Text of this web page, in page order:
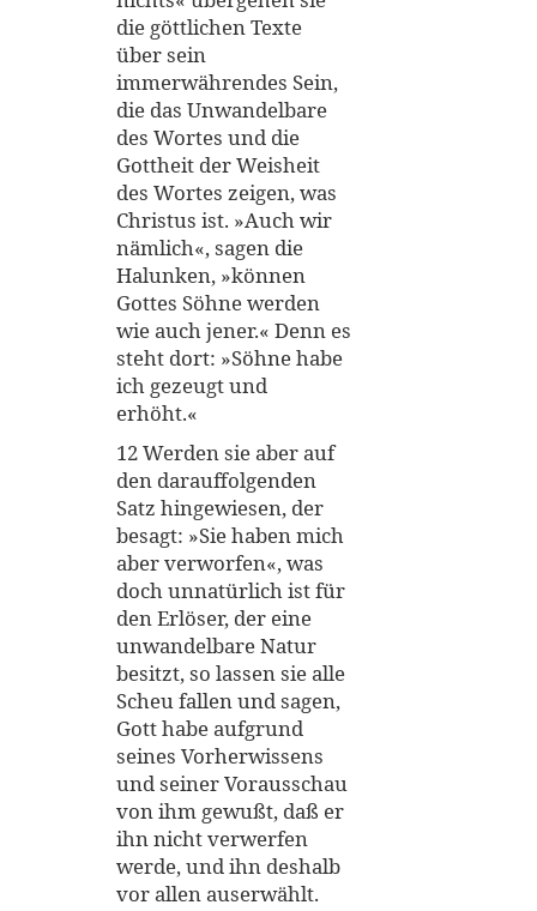
die göttlichen Texte
über sein
immerwährendes Sein,
die das Unwandelbare
des Wortes und die
Gottheit der Weisheit
des Wortes zeigen, was
Christus ist. »Auch wir
nämlich«, sagen die
Halunken, »können
Gottes Söhne werden
wie auch jener.« Denn es
steht dort: »Söhne habe
ich gezeugt und
erhöht.«
12 Werden sie aber auf
den darauffolgenden
Satz hingewiesen, der
besagt: »Sie haben mich
aber verworfen«, was
doch unnatürlich ist für
den Erlöser, der eine
unwandelbare Natur
besitzt, so lassen sie alle
Scheu fallen und sagen,
Gott habe aufgrund
seines Vorherwissens
und seiner Vorausschau
von ihm gewußt, daß er
ihn nicht verwerfen
werde, und ihn deshalb
vor allen auserwählt.